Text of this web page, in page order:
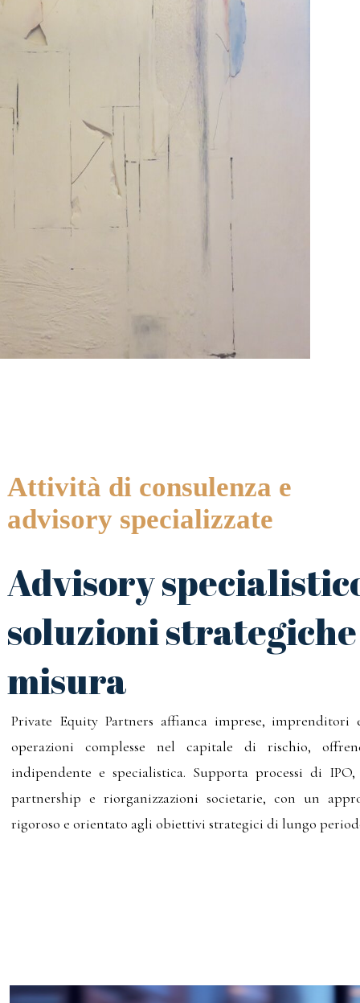
Attività di consulenza e
advisory specializzate
Advisory
soluzioni
misura
Private Equity Partners affianca imprese,
operazioni complesse nel capitale di rischio,
indipendente e specialistica. Supporta processi di
partnership e riorganizzazioni societarie, con un
rigoroso e orientato agli obiettivi strategici di lungo